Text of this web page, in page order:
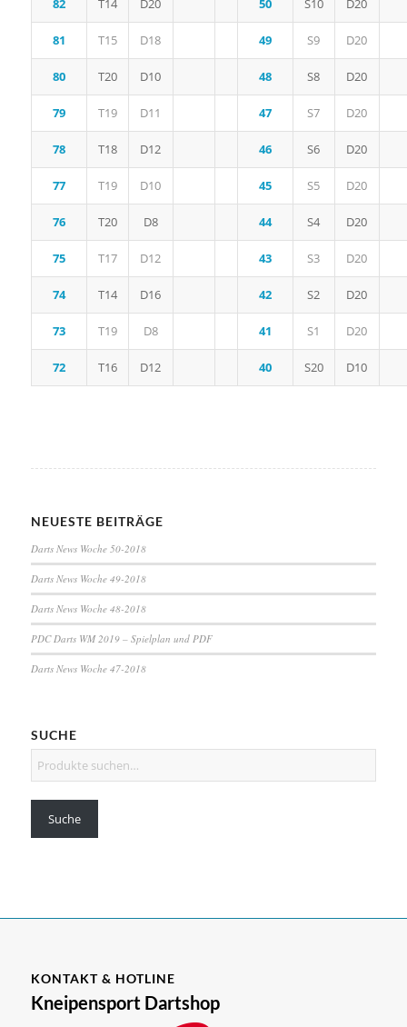
82 T14 D20 50 S10 D20
81 T15 D18 49 S9 D20
80 T20 D10 48 S8 D20
79 T19 D11 47 S7 D20
78 T18 D12 46 S6 D20
77 T19 D10 45 S5 D20
76 T20 D8 44 S4 D20
75 T17 D12 43 S3 D20
74 T14 D16 42 S2 D20
73 T19 D8 41 S1 D20
72 T16 D12 40 S20 D10
NEUESTE BEITRÄGE
Darts News Woche 50-2018
Darts News Woche 49-2018
Darts News Woche 48-2018
PDC Darts WM 2019 – Spielplan und PDF
Darts News Woche 47-2018
SUCHE
Suche
KONTAKT & HOTLINE
Kneipensport Dartshop